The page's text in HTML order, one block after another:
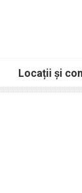
Locații și